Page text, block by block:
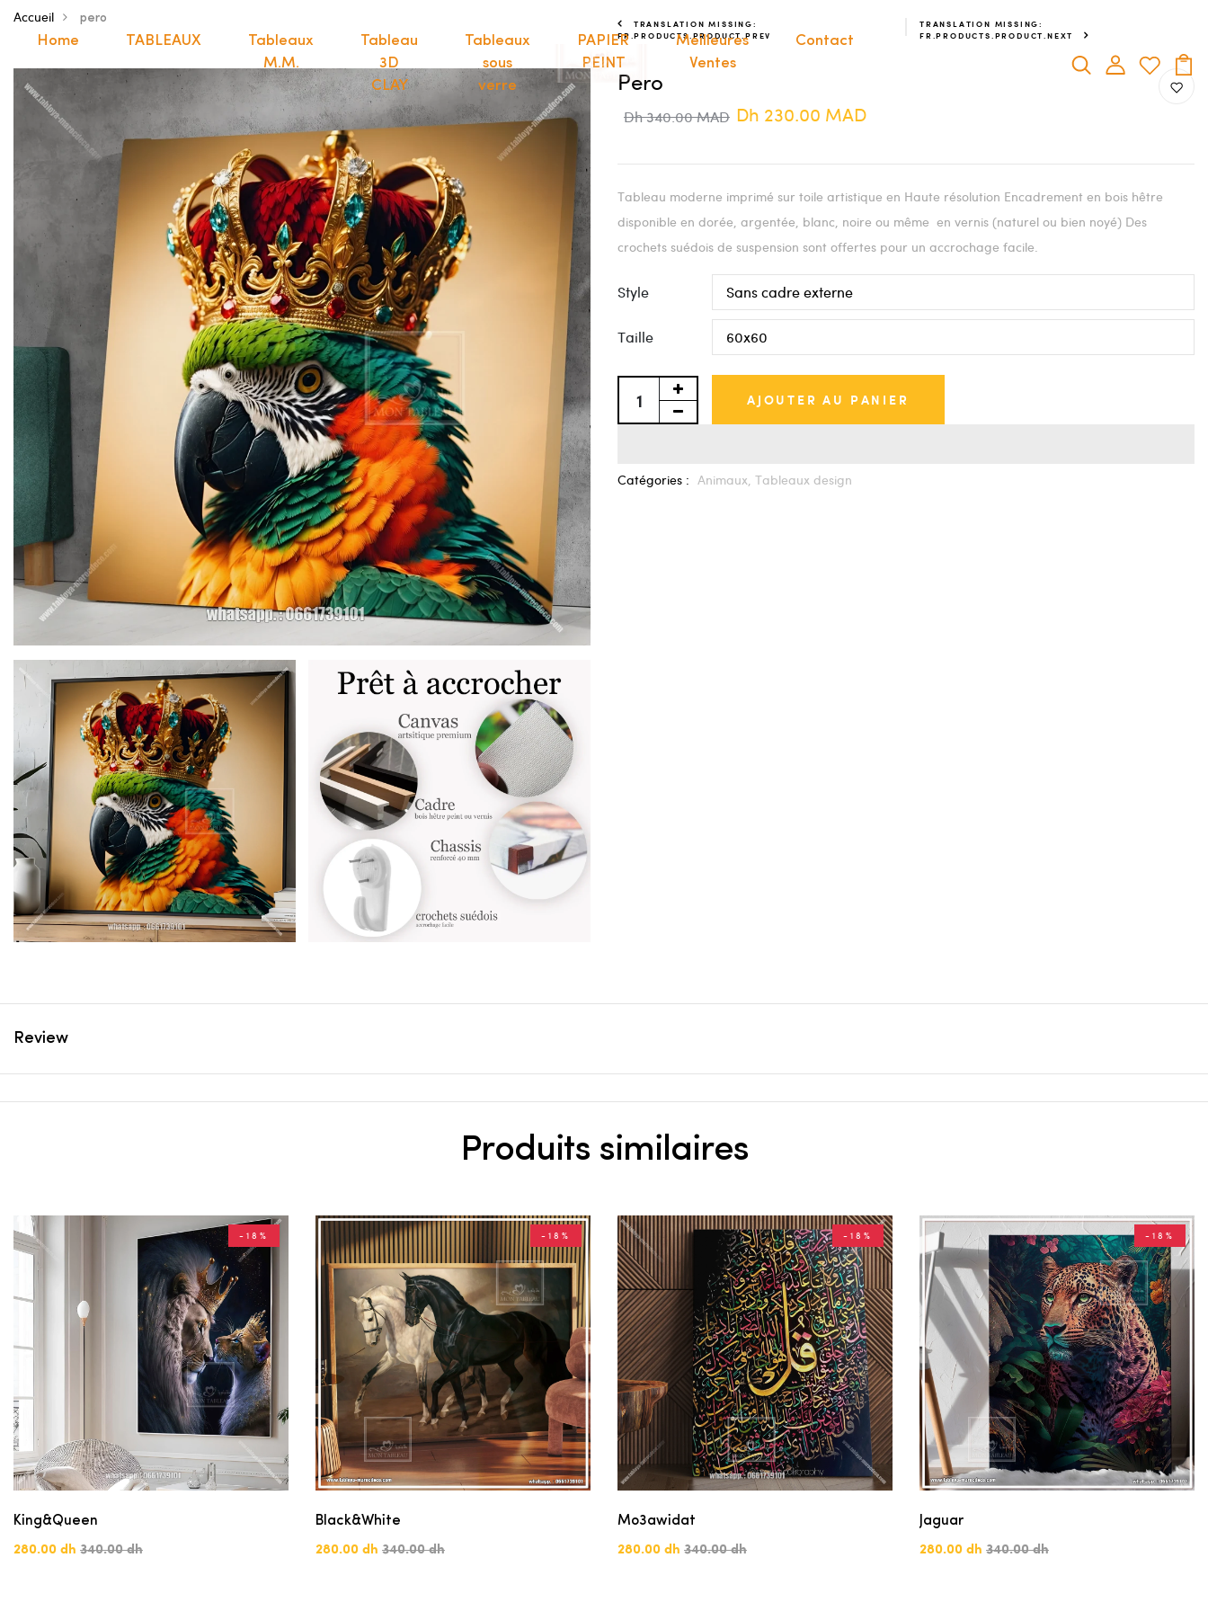
Home TABLEAUX
Tableaux
M.M.
Tableau
3D
CLAY
Tableaux
sous
verre
PAPIER
PEINT
Meilleures
Ventes
Contact
Accueil pero
TRANSLATION MISSING:
FR.PRODUCTS.PRODUCT.PREV
TRANSLATION MISSING:
FR.PRODUCTS.PRODUCT.NEXT
Pero
Dh 340.00 MAD Dh 230.00 MAD
Tableau moderne imprimé sur toile artistique en Haute résolution Encadrement en bois hêtre
disponible en dorée, argentée, blanc, noire ou même en vernis (naturel ou bien noyé) Des
crochets suédois de suspension sont offertes pour un accrochage facile.
Style
Taille
AJOUTER AU PANIER
Catégories : Animaux, Tableaux design
Review
Produits similaires
-18%
King&Queen
280.00 dh 340.00 dh
-18%
Black&White
280.00 dh 340.00 dh
-18%
Mo3awidat
280.00 dh 340.00 dh
-18%
Jaguar
280.00 dh 340.00 dh